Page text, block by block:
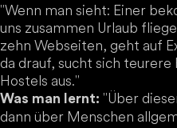
"Wenn man sieht: Einer
uns zusammen Urlaub
zehn Webseiten, geht auf
da drauf, sucht sich
Hostels aus."
Was man lernt: "Über
dann über Menschen